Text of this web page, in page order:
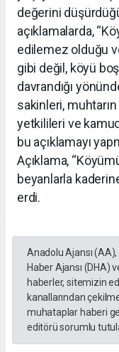
değerini
açıklamalarda,
edilemez olduğu
gibi değil, köyü
davrandığı
sakinleri,
yetkilileri ve
bu açıklamayı
Açıklama,
beyanlarla
Anadolu Ajansı
Haber Ajansı (DHA)
haberler, sitemizin
kanallarından
muhataplar haberi
editörü sorumlu